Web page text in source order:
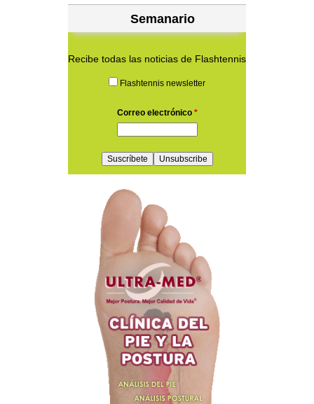
Semanario
Recibe todas las noticias de Flashtennis
Flashtennis newsletter
Correo electrónico *